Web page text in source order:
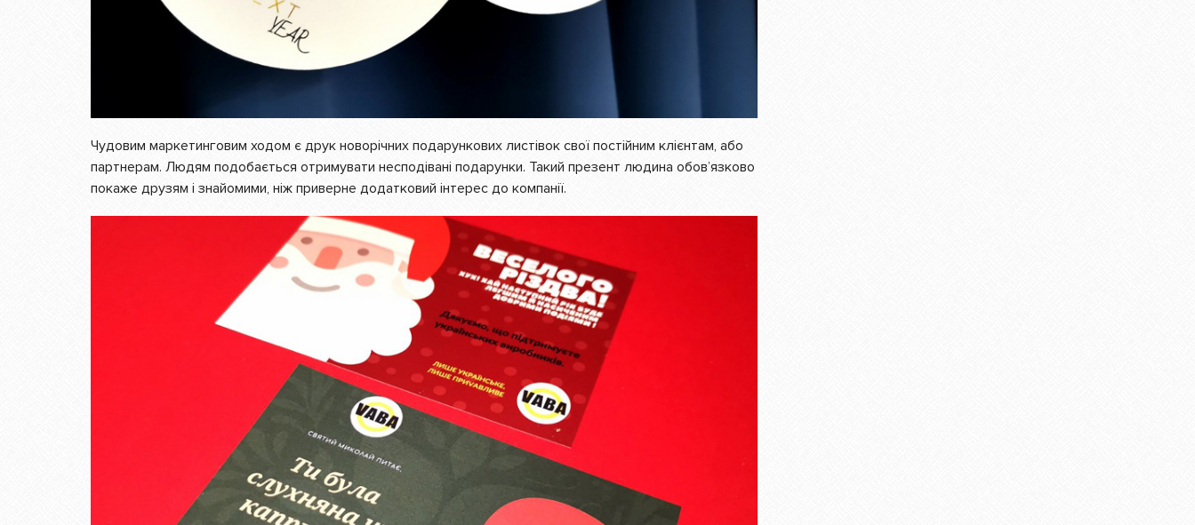
Чудовим маркетинговим ходом є друк новорічних подарункових листівок свої постійним клієнтам, або
партнерам. Людям подобається отримувати несподівані подарунки. Такий презент людина обов’язково
покаже друзям і знайомими, ніж приверне додатковий інтерес до компанії.